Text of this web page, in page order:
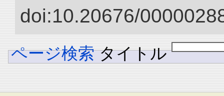
doi:10.20676/
ページ検索 タイトル